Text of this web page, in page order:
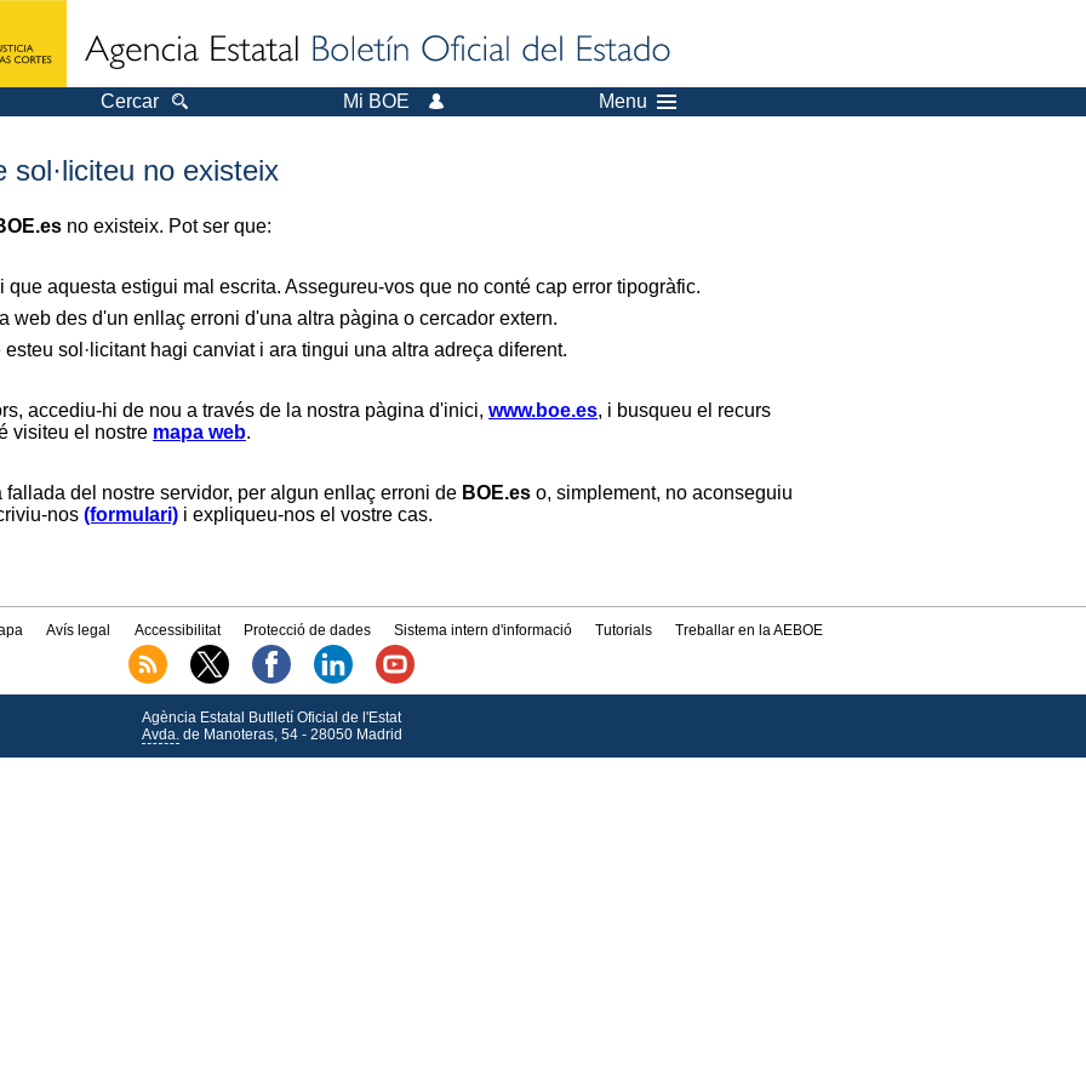
Cercar Mi BOE Menu
no existeix
no existeix. Pot ser que:
aquesta estigui mal escrita. Assegureu-vos que no conté cap error tipogràfic.
web des d'un enllaç erroni d'una altra pàgina o cercador extern.
sol·licitant hagi canviat i ara tingui una altra adreça diferent.
accediu-hi de nou a través de la nostra pàgina d'inici, www.boe.es, i busqueu el recurs
visiteu el nostre mapa web.
del nostre servidor, per algun enllaç erroni de BOE.es o, simplement, no aconseguiu
nos (formulari) i expliqueu-nos el vostre cas.
Avís legal Accessibilitat Protecció de dades Sistema intern d'informació Tutorials Treballar en la AEBOE
Agència Estatal Butlletí Oficial de l'Estat
Avda.de Manoteras, 54 - 28050 Madrid